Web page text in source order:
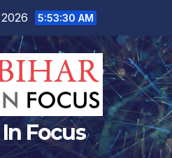
5:53:31 AM
Focus